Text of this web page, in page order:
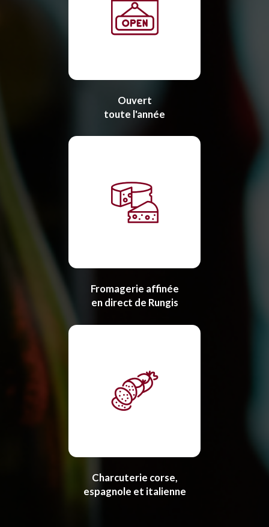
Ouvert
toute l'année
Fromagerie affinée
en direct de Rungis
Charcuterie corse,
espagnole et italienne